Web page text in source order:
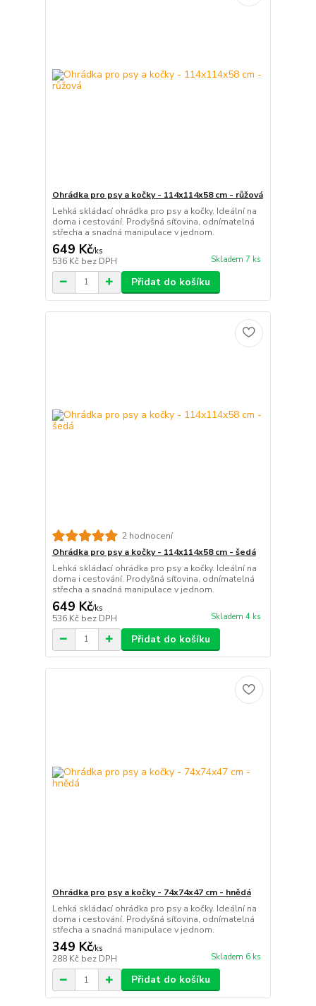
Ohrádka pro psy a kočky - 114x114x58 cm - růžová
Lehká skládací ohrádka pro psy a kočky. Ideální na
doma i cestování. Prodyšná síťovina, odnímatelná
střecha a snadná manipulace v jednom.
649 Kč/ks
536 Kč bez DPH Skladem 7 ks
Přidat do košíku
2 hodnocení
Ohrádka pro psy a kočky - 114x114x58 cm - šedá
Lehká skládací ohrádka pro psy a kočky. Ideální na
doma i cestování. Prodyšná síťovina, odnímatelná
střecha a snadná manipulace v jednom.
649 Kč/ks
536 Kč bez DPH Skladem 4 ks
Přidat do košíku
Ohrádka pro psy a kočky - 74x74x47 cm - hnědá
Lehká skládací ohrádka pro psy a kočky. Ideální na
doma i cestování. Prodyšná síťovina, odnímatelná
střecha a snadná manipulace v jednom.
349 Kč/ks
288 Kč bez DPH Skladem 6 ks
Přidat do košíku